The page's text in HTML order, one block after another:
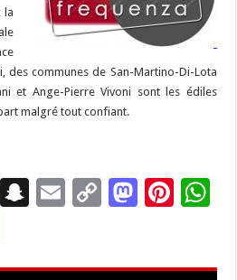
la
des communes de San-Martino-Di-Lota
et Ange-Pierre Vivoni sont les édiles
malgré tout confiant.
T
S
E
C
M Pi